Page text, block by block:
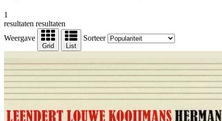
1
resultaten resultaten
Weergave
Grid List
Sorteer